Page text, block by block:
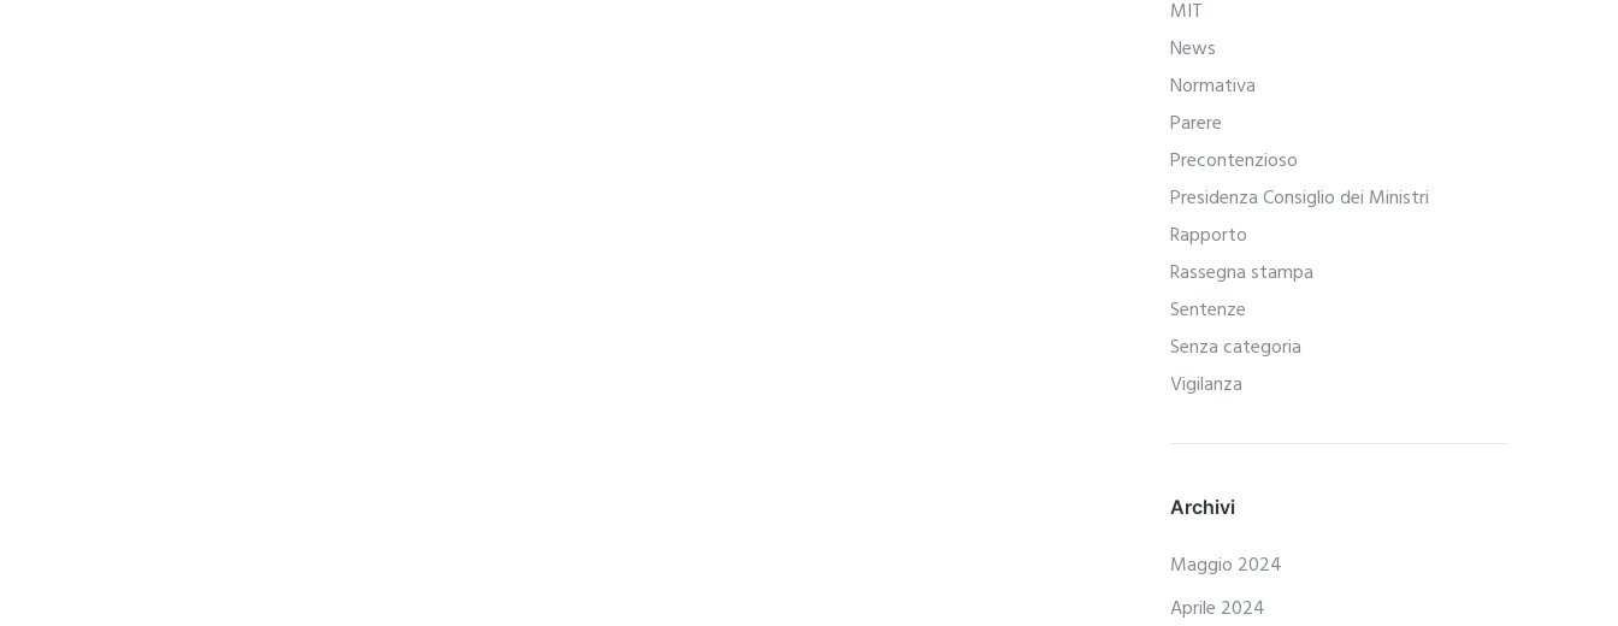
MIT
News
Normativa
Parere
Precontenzioso
Presidenza Consiglio dei Ministri
Rapporto
Rassegna stampa
Sentenze
Senza categoria
Vigilanza
Archivi
Maggio 2024
Aprile 2024